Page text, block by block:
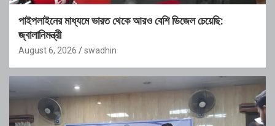
পাইপলাইনের মাধ্যমে ভারত থেকে আরও বেশি ডিজেল চেয়েছি:
জ্বালানিমন্ত্রী
August 6, 2026 swadhin